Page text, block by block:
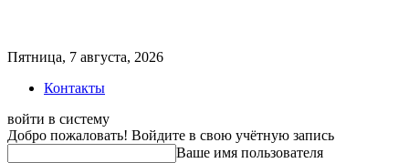
Пятница, 7 августа, 2026
Контакты
войти в систему
Добро пожаловать! Войдите в свою учётную запись
Ваше имя пользователя